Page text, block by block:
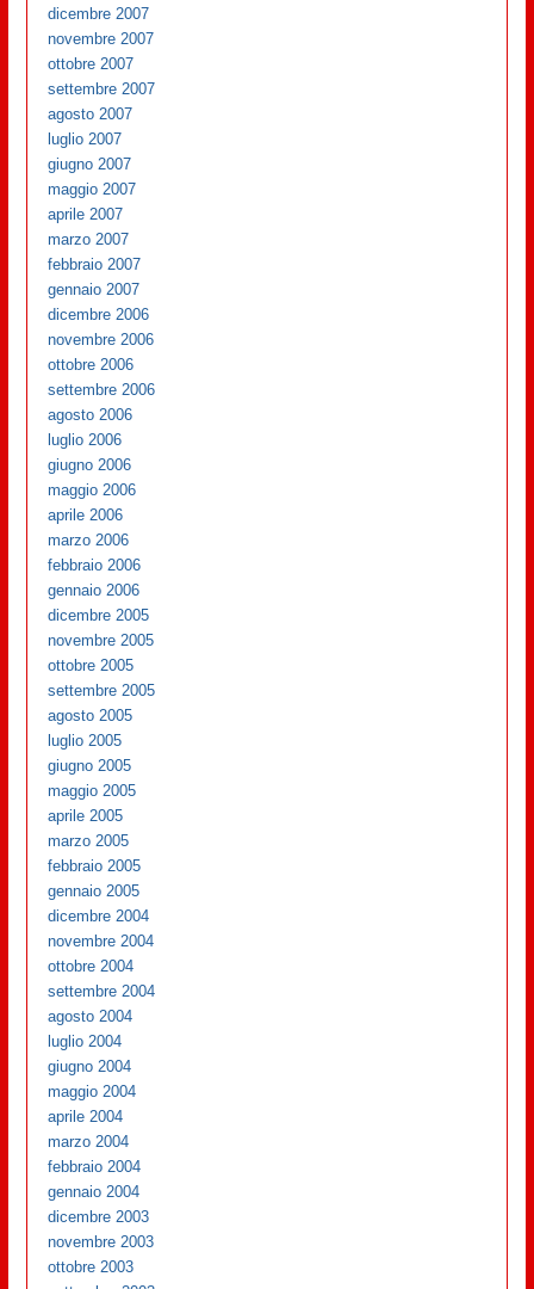
dicembre 2007
novembre 2007
ottobre 2007
settembre 2007
agosto 2007
luglio 2007
giugno 2007
maggio 2007
aprile 2007
marzo 2007
febbraio 2007
gennaio 2007
dicembre 2006
novembre 2006
ottobre 2006
settembre 2006
agosto 2006
luglio 2006
giugno 2006
maggio 2006
aprile 2006
marzo 2006
febbraio 2006
gennaio 2006
dicembre 2005
novembre 2005
ottobre 2005
settembre 2005
agosto 2005
luglio 2005
giugno 2005
maggio 2005
aprile 2005
marzo 2005
febbraio 2005
gennaio 2005
dicembre 2004
novembre 2004
ottobre 2004
settembre 2004
agosto 2004
luglio 2004
giugno 2004
maggio 2004
aprile 2004
marzo 2004
febbraio 2004
gennaio 2004
dicembre 2003
novembre 2003
ottobre 2003